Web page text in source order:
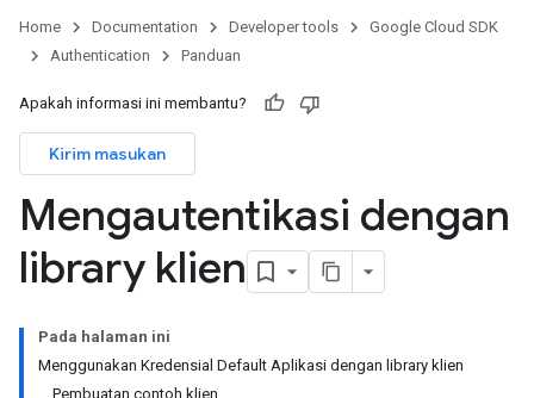
Home Documentation Developer tools
Google Cloud SDK
Authentication
Panduan
Apakah informasi ini membantu?
Kirim masukan
Mengautentikasi dengan
library klien
Pada halaman ini
Menggunakan Kredensial Default Aplikasi dengan library klien
Pembuatan contoh klien